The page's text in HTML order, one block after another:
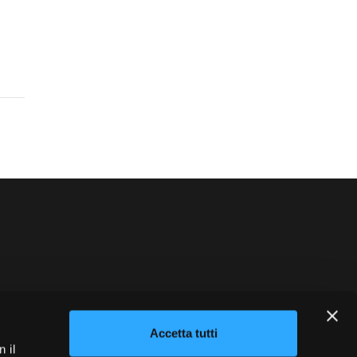
il
Accetta tutti